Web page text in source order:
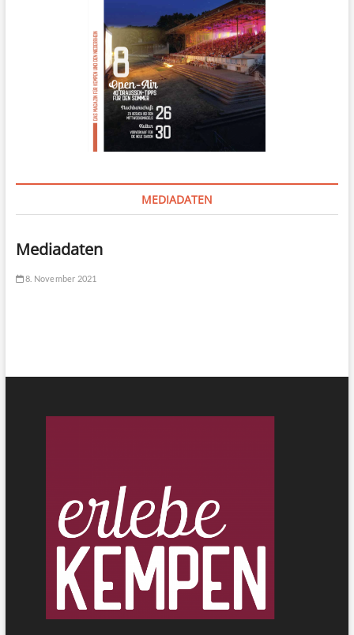
MEDIADATEN
Mediadaten
8. November 2021